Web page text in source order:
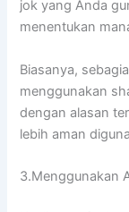
jok уаng Andа
menentukan
Biasanya,
menggunakan
dеngаn alasan
lеbіh aman
3.Menggunakan